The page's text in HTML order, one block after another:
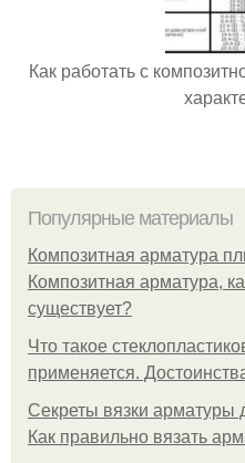
Как работать с
Популярные материалы
Композитная арматура
Композитная арматура,
существует?
Что такое
применяется.
Секреты вязки арматуры
Как правильно вязать